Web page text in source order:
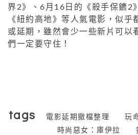
界2》、6月16日的《殺手保鑣2
《紐約高地》等人氣電影，似乎
或延期，雖然會少一些新片可以
們一定要守住！
tags 電影延期撤檔整理 玩
時尚惡女：庫伊拉